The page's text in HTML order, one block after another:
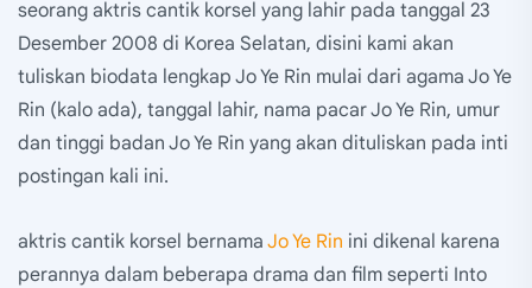
seorang aktris cantik korsel yang lahir pada tanggal 23
Desember 2008 di Korea Selatan, disini kami akan
tuliskan biodata lengkap Jo Ye Rin mulai dari agama Jo Ye
Rin (kalo ada), tanggal lahir, nama pacar Jo Ye Rin, umur
dan tinggi badan Jo Ye Rin yang akan dituliskan pada inti
postingan kali ini.
aktris cantik korsel bernama Jo Ye Rin ini dikenal karena
perannya dalam beberapa drama dan film seperti Into